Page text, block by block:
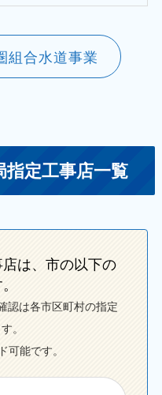
合水道事業
定工事店一覧
は、市の以下の
認は各市区町村の指定
。
能です。